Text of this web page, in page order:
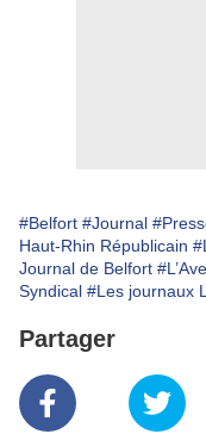
#Belfort #Journal
Haut-Rhin Républicain
Journal de Belfort
Syndical #Les journaux
Partager